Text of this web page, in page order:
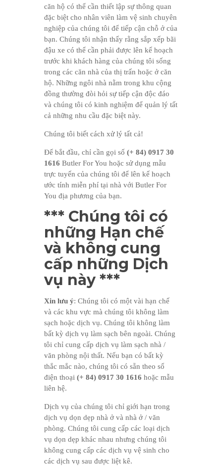
căn hộ có thể cần thiết lập sự thông quan
đặc biệt cho nhân viên làm vệ sinh chuyên
nghiệp của chúng tôi để tiếp cận chỗ ở của
bạn. Chúng tôi nhận thấy rằng sắp xếp bãi
đậu xe có thể cần phải được lên kế hoạch
trước khi khách hàng của chúng tôi sống
trong các căn nhà của thị trấn hoặc ở căn
hộ. Những ngôi nhà nằm trong khu cộng
đồng thường đòi hỏi sự tiếp cận độc đáo
và chúng tôi có kinh nghiệm để quản lý tất
cả những nhu cầu đặc biệt này.
Chúng tôi biết cách xử lý tất cả!
Để bắt đầu, chỉ cần gọi số (+ 84) 0917 30
1616 Butler For You hoặc sử dụng mẫu
trực tuyến của chúng tôi để lên kế hoạch
ước tính miễn phí tại nhà với Butler For
You địa phương của bạn.
*** Chúng tôi có
những Hạn chế
và không cung
cấp những Dịch
vụ này ***
Xin lưu ý: Chúng tôi có một vài hạn chế
và các khu vực mà chúng tôi không làm
sạch hoặc dịch vụ. Chúng tôi không làm
bất kỳ dịch vụ làm sạch bên ngoài. Chúng
tôi chỉ cung cấp dịch vụ làm sạch nhà /
văn phòng nội thất. Nếu bạn có bất kỳ
thắc mắc nào, chúng tôi có sẵn theo số
điện thoại (+ 84) 0917 30 1616 hoặc mẫu
liên hệ.
Dịch vụ của chúng tôi chỉ giới hạn trong
dịch vụ dọn dẹp nhà ở và nhà ở / văn
phòng. Chúng tôi cung cấp các loại dịch
vụ dọn dẹp khác nhau nhưng chúng tôi
không cung cấp các dịch vụ vệ sinh cho
các dịch vụ sau được liệt kê.